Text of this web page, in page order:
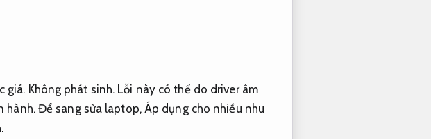
giá. Không phát sinh. Lỗi này có thể do driver âm
hành.Để sang sửa laptop, Áp dụng cho nhiều nhu